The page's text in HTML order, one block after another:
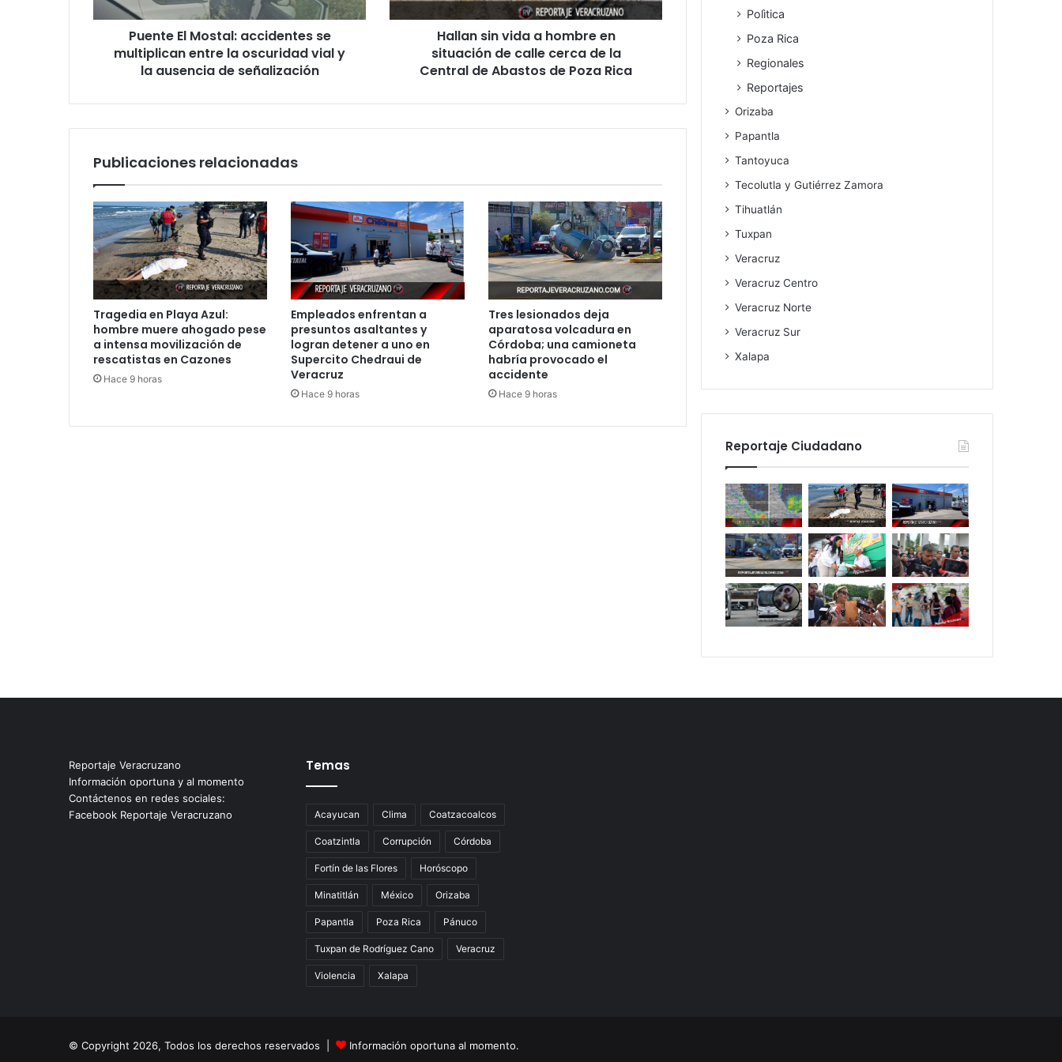
oscuridad
Puente El Mostal: accidentes se
multiplican entre la oscuridad vial y
la ausencia de señalización
calle
Hallan sin vida a hombre en
situación de calle cerca de la
Central de Abastos de Poza Rica
Publicaciones relacionadas
Tragedia en Playa Azul:
hombre muere ahogado pese
a intensa movilización de
rescatistas en Cazones
Hace 9 horas
Empleados enfrentan a
presuntos asaltantes y
logran detener a uno en
Supercito Chedraui de
Veracruz
Hace 9 horas
Tres lesionados deja
aparatosa volcadura en
Córdoba; una camioneta
habría provocado el
accidente
Hace 9 horas
Polìtica
Poza Rica
Regionales
Reportajes
Orizaba
Papantla
Tantoyuca
Tecolutla y Gutiérrez Zamora
Tihuatlán
Tuxpan
Veracruz
Veracruz Centro
Veracruz Norte
Veracruz Sur
Xalapa
Reportaje Ciudadano
Reportaje Veracruzano
Información oportuna y al momento
Contáctenos en redes sociales:
Facebook Reportaje Veracruzano
Temas
Acayucan Clima Coatzacoalcos
Coatzintla Corrupción Córdoba
Fortín de las Flores Horóscopo
Minatitlán México Orizaba
Papantla Poza Rica Pánuco
Tuxpan de Rodríguez Cano Veracruz
Violencia Xalapa
© Copyright 2026, Todos los derechos reservados | Información oportuna al momento.